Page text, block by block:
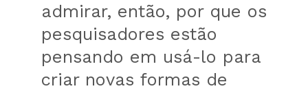
admirar, então, por que os
pesquisadores estão
pensando em usá-lo para
criar novas formas de